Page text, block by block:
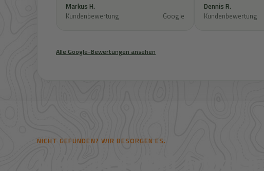
Markus H.
Kundenbewertung
Google
Dennis R.
Kundenbewertung
Alle Google-Bewertungen ansehen
NICHT GEFUNDEN? WIR BESORGEN ES.